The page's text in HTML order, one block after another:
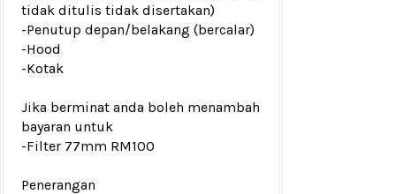
tidak ditulis tidak disertakan)
-Penutup depan/belakang (bercalar)
-Hood
-Kotak
Jika berminat anda boleh menambah
bayaran untuk
-Filter 77mm RM100
Penerangan